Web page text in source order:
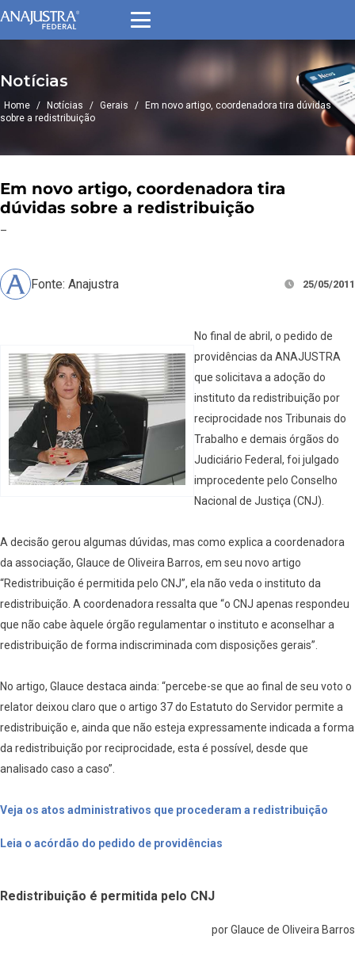
Notícias
Home / Notícias / Gerais /
Em novo artigo, coordenadora tira dúvidas
sobre a redistribuição
Em novo artigo, coordenadora tira
dúvidas sobre a redistribuição
–
Fonte: Anajustra 25/05/2011
No final de abril, o pedido de
providências da ANAJUSTRA
que solicitava a adoção do
instituto da redistribuição por
reciprocidade nos Tribunais do
Trabalho e demais órgãos do
Judiciário Federal, foi julgado
improcedente pelo Conselho
Nacional de Justiça (CNJ).
A decisão gerou algumas dúvidas, mas como explica a coordenadora
da associação, Glauce de Oliveira Barros, em seu novo artigo
“Redistribuição é permitida pelo CNJ”, ela não veda o instituto da
redistribuição. A coordenadora ressalta que “o CNJ apenas respondeu
que não cabe àquele órgão regulamentar o instituto e aconselhar a
redistribuição de forma indiscriminada com disposições gerais”.
No artigo, Glauce destaca ainda: “percebe-se que ao final de seu voto o
relator deixou claro que o artigo 37 do Estatuto do Servidor permite a
redistribuição e, ainda que não esteja expressamente indicada a forma
da redistribuição por reciprocidade, esta é possível, desde que
analisado caso a caso”.
Veja os atos administrativos que procederam a redistribuição
Leia o acórdão do pedido de providências
Redistribuição é permitida pelo CNJ
por Glauce de Oliveira Barros